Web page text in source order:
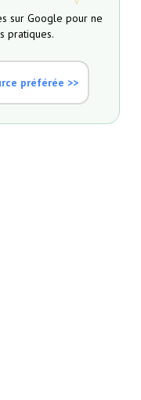
sur Google pour ne
pratiques.
préférée >>